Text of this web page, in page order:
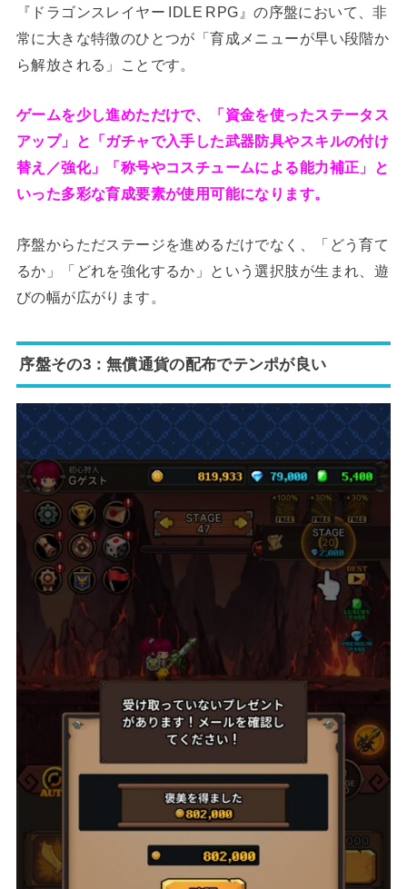
『ドラゴンスレイヤー IDLE RPG』の序盤において、非
常に大きな特徴のひとつが「育成メニューが早い段階か
ら解放される」ことです。
ゲームを少し進めただけで、「資金を使ったステータス
アップ」と「ガチャで入手した武器防具やスキルの付け
替え／強化」「称号やコスチュームによる能力補正」と
いった多彩な育成要素が使用可能になります。
序盤からただステージを進めるだけでなく、「どう育て
るか」「どれを強化するか」という選択肢が生まれ、遊
びの幅が広がります。
序盤その3：無償通貨の配布でテンポが良い